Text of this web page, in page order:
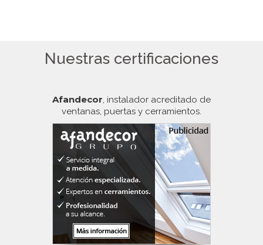
Nuestras certificaciones
Afandecor, instalador acreditado de
ventanas, puertas y cerramientos.